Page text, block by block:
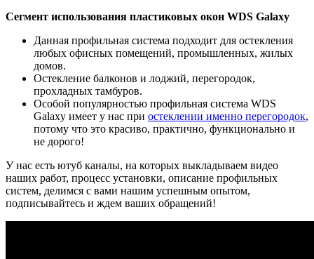
Сегмент использования пластиковых окон WDS Galaxy
Данная профильная система подходит для остекления
любых офисных помещений, промышленных, жилых
домов.
Остекление балконов и лоджий, перегородок,
прохладных тамбуров.
Особой популярностью профильная система WDS
Galaxy имеет у нас при остеклении именно перегородок,
потому что это красиво, практично, функционально и
не дорого!
У нас есть ютуб каналы, на которых выкладываем видео
наших работ, процесс установки, описание профильных
систем, делимся с вами нашим успешным опытом,
подписывайтесь и ждем ваших обращений!